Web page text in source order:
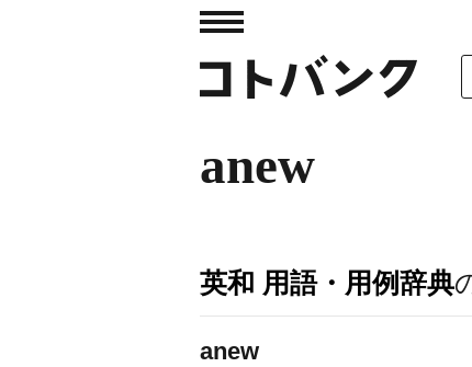
anew
英和 用語・用例辞典
anew